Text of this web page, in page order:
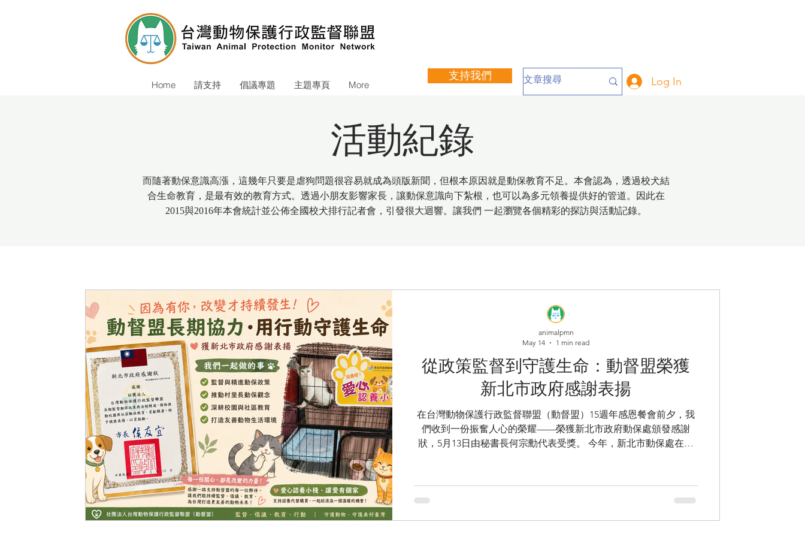
Home 請支持 倡議專題 主題專頁 More
支持我們 Log In
活動紀錄
而隨著動保意識高漲，這幾年只要是虐狗問題很容易就成為頭版新聞，但根本原因就是動保教育不足。本會認為，透過校犬結
合生命教育，是最有效的教育方式。透過小朋友影響家長，讓動保意識向下紮根，也可以為多元領養提供好的管道。因此在
2015與2016年本會統計並公佈全國校犬排行記者會，引發很大迴響。讓我們 一起瀏覽各個精彩的探訪與活動記錄。
從政策監督到守護生命：動督盟榮獲
新北市政府感謝表揚
在台灣動物保護行政監督聯盟（動督盟）15週年感恩餐會前夕，我
們收到一份振奮人心的榮耀——榮獲新北市政府動保處頒發感謝
狀，5月13日由秘書長何宗勳代表受獎。 今年，新北市動保處在全
謝狀中特別提到，動督盟長期監督動保政策與法治精進，並積極推
動校園與社區動保教育，貢獻顯著。多年來，我們持續深入第一
animalpmn
May 14
1 min read